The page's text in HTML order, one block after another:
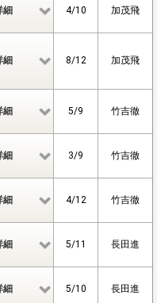
細 4/10 加茂飛
細 8/12 加茂飛
細 5/9 竹吉徹
細 3/9 竹吉徹
細 4/12 竹吉徹
細 5/11 長田進
細 5/10 長田進